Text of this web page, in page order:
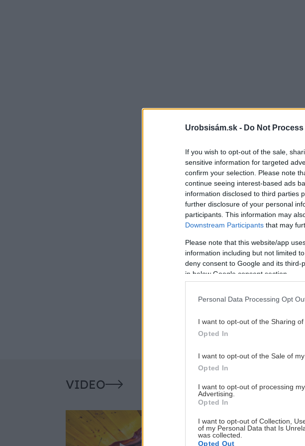
Urobsisám.sk - Do Not
If you wish to opt-out of the sale,
sensitive information for targeted
confirm your selection. Please note
continue seeing interest-based ads
information disclosed to third parties
further disclosure of your personal
participants. This information may
Downstream Participants that may
Please note that this website/app
information including but not limited
deny consent to Google and its
in below Google consent section.
Personal Data Processing Opt
I want to opt-out of the Sharing of
Opted In
I want to opt-out of the Sale of
Opted In
I want to opt-out of processing
Advertising.
Opted In
I want to opt-out of Collection,
of my Personal Data that Is
was collected.
Opted Out
VIDEO